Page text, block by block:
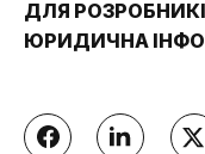
ДЛЯ
ЮРИДИЧНА